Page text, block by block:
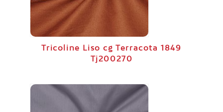
Tricoline Liso cg Terracota 1849
Tj200270